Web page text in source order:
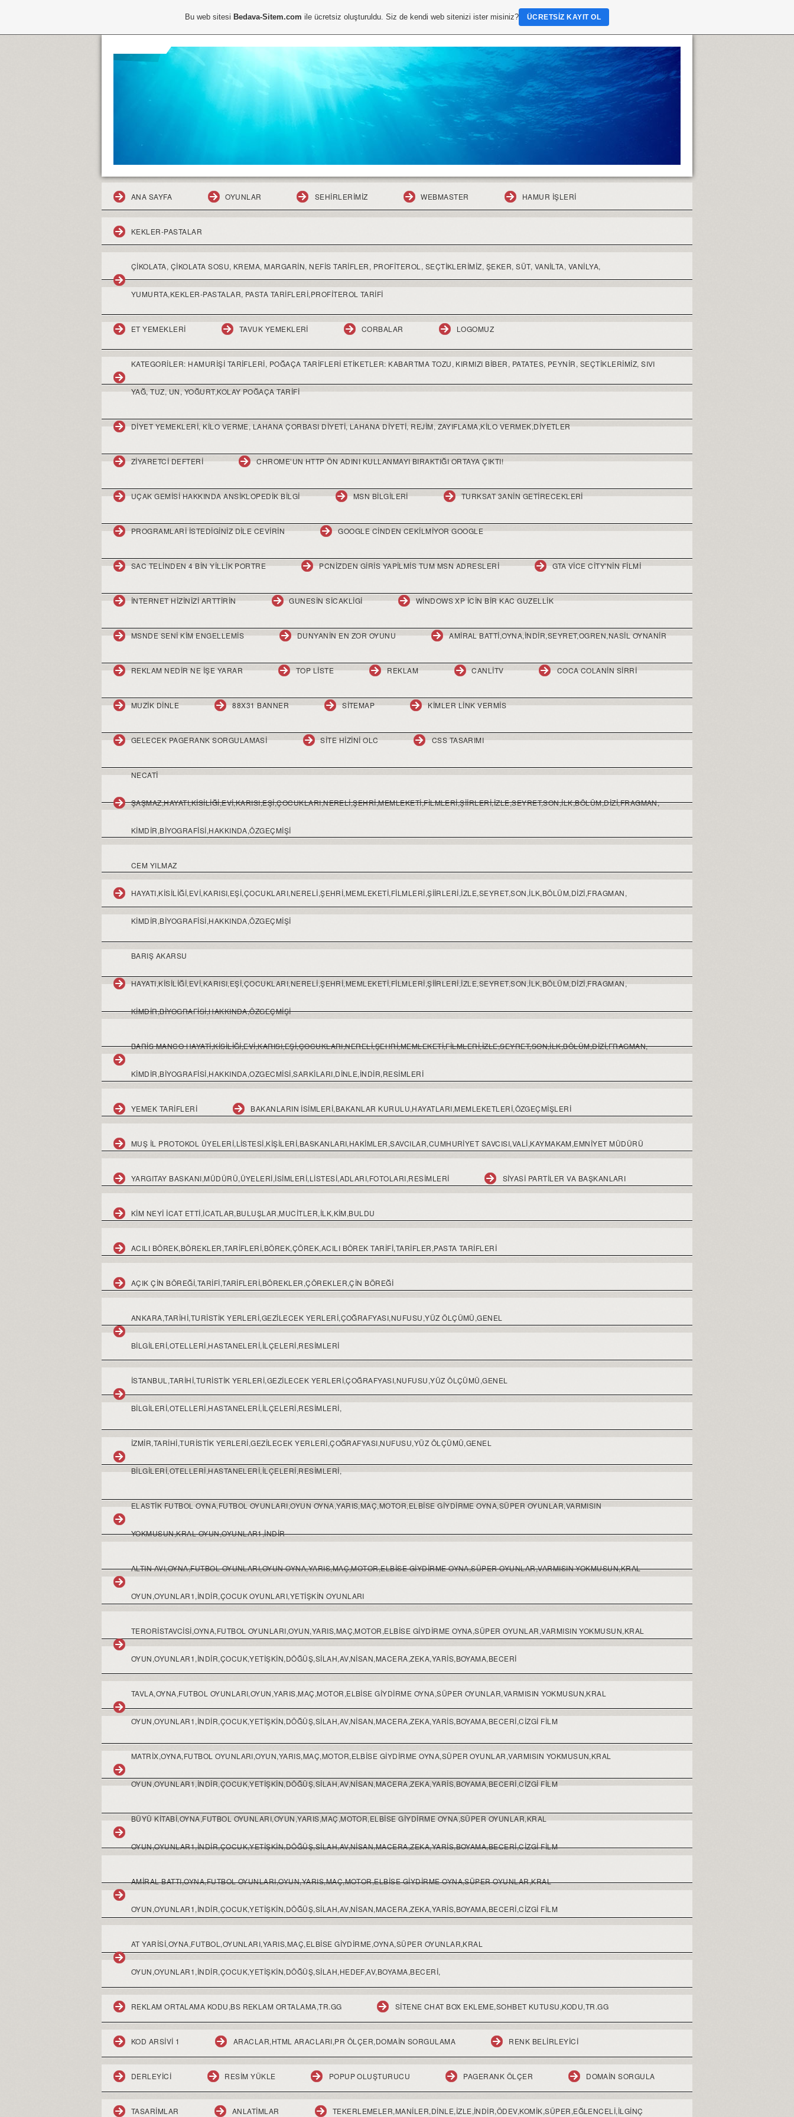
ANA SAYFA OYUNLAR SEHIRLERIMIZ WEBMASTER HAMUR İŞLERİ
KEKLER-PASTALAR
ÇIKOLATA, ÇIKOLATA SOSU, KREMA, MARGARIN, NEFIS TARIFLER, PROFITEROL, SEÇTIKLERIMIZ, ŞEKER, SÜT, VANILTA, VANILYA,
YUMURTA,KEKLER-PASTALAR, PASTA TARIFLERI,PROFITEROL TARIFI
ET YEMEKLERI TAVUK YEMEKLERI CORBALAR LOGOMUZ
KATEGORILER: HAMURIŞI TARIFLERI, POĞAÇA TARIFLERI ETIKETLER: KABARTMA TOZU, KIRMIZI BIBER, PATATES, PEYNIR, SEÇTIKLERIMIZ, SIVI
YAĞ, TUZ, UN, YOĞURT,KOLAY POĞAÇA TARIFI
DIYET YEMEKLERI, KILO VERME, LAHANA ÇORBASI DIYETI, LAHANA DIYETI, REJIM, ZAYIFLAMA,KILO VERMEK,DIYETLER
ZIYARETCI DEFTERI CHROME’UN HTTP ÖN ADINI KULLANMAYI BIRAKTIĞI ORTAYA ÇIKTI!
UÇAK GEMISI HAKKINDA ANSIKLOPEDIK BILGI MSN BILGILERI TURKSAT 3ANIN GETIRECEKLERI
PROGRAMLARI ISTEDIGINIZ DILE CEVIRIN GOOGLE CINDEN CEKILMIYOR GOOGLE
SAC TELINDEN 4 BIN YILLIK PORTRE PCNIZDEN GIRIS YAPILMIS TUM MSN ADRESLERI GTA VICE CITY'NIN FILMI
INTERNET HIZINIZI ARTTIRIN GUNESIN SICAKLIGI WINDOWS XP ICIN BIR KAC GUZELLIK
MSNDE SENI KIM ENGELLEMIS DUNYANIN EN ZOR OYUNU AMIRAL BATTI,OYNA,INDIR,SEYRET,OGREN,NASIL OYNANIR
REKLAM NEDIR NE IŞE YARAR TOP LISTE REKLAM CANLITV COCA COLANIN SIRRI
MUZIK DINLE 88X31 BANNER SITEMAP KIMLER LINK VERMIS
GELECEK PAGERANK SORGULAMASI SITE HIZINI OLC CSS TASARIMI
NECATI
ŞAŞMAZ,HAYATI,KISILIĞI,EVI,KARISI,EŞI,ÇOCUKLARI,NERELI,ŞEHRI,MEMLEKETI,FILMLERI,ŞIIRLERI,IZLE,SEYRET,SON,ILK,BÖLÜM,DIZI,FRAGMAN,
KIMDIR,BIYOGRAFISI,HAKKINDA,ÖZGEÇMIŞI
CEM YILMAZ
HAYATI,KISILIĞI,EVI,KARISI,EŞI,ÇOCUKLARI,NERELI,ŞEHRI,MEMLEKETI,FILMLERI,ŞIIRLERI,IZLE,SEYRET,SON,ILK,BÖLÜM,DIZI,FRAGMAN,
KIMDIR,BIYOGRAFISI,HAKKINDA,ÖZGEÇMIŞI
BARIŞ AKARSU
HAYATI,KISILIĞI,EVI,KARISI,EŞI,ÇOCUKLARI,NERELI,ŞEHRI,MEMLEKETI,FILMLERI,ŞIIRLERI,IZLE,SEYRET,SON,ILK,BÖLÜM,DIZI,FRAGMAN,
KIMDIR,BIYOGRAFISI,HAKKINDA,ÖZGEÇMIŞI
BARIS MANCO HAYATI,KISILIĞI,EVI,KARISI,EŞI,ÇOCUKLARI,NERELI,ŞEHRI,MEMLEKETI,FILMLERI,IZLE,SEYRET,SON,ILK,BÖLÜM,DIZI,FRAGMAN,
KIMDIR,BIYOGRAFISI,HAKKINDA,OZGECMISI,SARKILARI,DINLE,INDIR,RESIMLERI
YEMEK TARIFLERI BAKANLARIN ISIMLERI,BAKANLAR KURULU,HAYATLARI,MEMLEKETLERI,ÖZGEÇMIŞLERI
MUŞ İL PROTOKOL ÜYELERİ,LİSTESİ,KİŞİLERİ,BASKANLARI,HAKİMLER,SAVCILAR,CUMHURIYET SAVCISI,VALİ,KAYMAKAM,EMNİYET MÜDÜRÜ
YARGITAY BASKANI,MÜDÜRÜ,ÜYELERİ,İSİMLERİ,LİSTESİ,ADLARI,FOTOLARI,RESİMLERİ SİYASİ PARTİLER VA BAŞKANLARI
KİM NEYİ İCAT ETTİ,İCATLAR,BULUŞLAR,MUCİTLER,İLK,KİM,BULDU
ACILI BÖREK,BÖREKLER,TARİFLERİ,BÖREK,ÇÖREK,ACILI BÖREK TARİFİ,TARİFLER,PASTA TARİFLERİ
AÇIK ÇIN BÖREĞI,TARIFI,TARIFLERI,BÖREKLER,ÇÖREKLER,ÇIN BÖREĞI
ANKARA,TARİHİ,TURİSTİK YERLERİ,GEZİLECEK YERLERİ,ÇOĞRAFYASI,NUFUSU,YÜZ ÖLÇÜMÜ,GENEL
BİLGİLERİ,OTELLERİ,HASTANELERİ,İLÇELERİ,RESİMLERİ
İSTANBUL,TARİHİ,TURİSTİK YERLERİ,GEZİLECEK YERLERİ,ÇOĞRAFYASI,NUFUSU,YÜZ ÖLÇÜMÜ,GENEL
BİLGİLERİ,OTELLERİ,HASTANELERİ,İLÇELERİ,RESİMLERİ,
İZMİR,TARİHİ,TURİSTİK YERLERİ,GEZİLECEK YERLERİ,ÇOĞRAFYASI,NUFUSU,YÜZ ÖLÇÜMÜ,GENEL
BİLGİLERİ,OTELLERİ,HASTANELERİ,İLÇELERİ,RESİMLERİ,
ELASTIK FUTBOL OYNA,FUTBOL OYUNLARI,OYUN OYNA,YARIS,MAÇ,MOTOR,ELBISE GIYDIRME OYNA,SÜPER OYUNLAR,VARMISIN
YOKMUSUN,KRAL OYUN,OYUNLAR1,INDIR
ALTIN AVI,OYNA,FUTBOL OYUNLARI,OYUN OYNA,YARIS,MAÇ,MOTOR,ELBISE GIYDIRME OYNA,SÜPER OYUNLAR,VARMISIN YOKMUSUN,KRAL
OYUN,OYUNLAR1,INDIR,ÇOCUK OYUNLARI,YETIŞKIN OYUNLARI
TERORISTAVCISI,OYNA,FUTBOL OYUNLARI,OYUN,YARIS,MAÇ,MOTOR,ELBISE GIYDIRME OYNA,SÜPER OYUNLAR,VARMISIN YOKMUSUN,KRAL
OYUN,OYUNLAR1,INDIR,ÇOCUK,YETIŞKIN,DÖĞÜŞ,SILAH,AV,NISAN,MACERA,ZEKA,YARIS,BOYAMA,BECERI
TAVLA,OYNA,FUTBOL OYUNLARI,OYUN,YARIS,MAÇ,MOTOR,ELBISE GIYDIRME OYNA,SÜPER OYUNLAR,VARMISIN YOKMUSUN,KRAL
OYUN,OYUNLAR1,INDIR,ÇOCUK,YETIŞKIN,DÖĞÜŞ,SILAH,AV,NISAN,MACERA,ZEKA,YARIS,BOYAMA,BECERI,CIZGI FILM
MATRIX,OYNA,FUTBOL OYUNLARI,OYUN,YARIS,MAÇ,MOTOR,ELBISE GIYDIRME OYNA,SÜPER OYUNLAR,VARMISIN YOKMUSUN,KRAL
OYUN,OYUNLAR1,INDIR,ÇOCUK,YETIŞKIN,DÖĞÜŞ,SILAH,AV,NISAN,MACERA,ZEKA,YARIS,BOYAMA,BECERI,CIZGI FILM
BÜYÜ KITABI,OYNA,FUTBOL OYUNLARI,OYUN,YARIS,MAÇ,MOTOR,ELBISE GIYDIRME OYNA,SÜPER OYUNLAR,KRAL
OYUN,OYUNLAR1,INDIR,ÇOCUK,YETIŞKIN,DÖĞÜŞ,SILAH,AV,NISAN,MACERA,ZEKA,YARIS,BOYAMA,BECERI,CIZGI FILM
AMIRAL BATTI,OYNA,FUTBOL OYUNLARI,OYUN,YARIS,MAÇ,MOTOR,ELBISE GIYDIRME OYNA,SÜPER OYUNLAR,KRAL
OYUN,OYUNLAR1,INDIR,ÇOCUK,YETIŞKIN,DÖĞÜŞ,SILAH,AV,NISAN,MACERA,ZEKA,YARIS,BOYAMA,BECERI,CIZGI FILM
AT YARİSİ,OYNA,FUTBOL,OYUNLARI,YARIS,MAÇ,ELBİSE GİYDİRME,OYNA,SÜPER OYUNLAR,KRAL
OYUN,OYUNLAR1,İNDİR,ÇOCUK,YETİŞKİN,DÖĞÜŞ,SİLAH,HEDEF,AV,BOYAMA,BECERİ,
REKLAM ORTALAMA KODU,BS REKLAM ORTALAMA,TR.GG SITENE CHAT BOX EKLEME,SOHBET KUTUSU,KODU,TR.GG
KOD ARSIVI 1 ARACLAR,HTML ARACLARI,PR ÖLÇER,DOMAIN SORGULAMA RENK BELIRLEYICI
DERLEYICI RESIM YÜKLE POPUP OLUŞTURUCU PAGERANK ÖLÇER DOMAIN SORGULA
TASARIMLAR ANLATIMLAR TEKERLEMELER,MANILER,DINLE,IZLE,INDIR,ÖDEV,KOMİK,SÜPER,EĞLENCELİ,İLGİNÇ
Bu web sitesi Bedava-Sitem.com ile ücretsiz oluşturuldu. Siz de kendi web sitenizi ister misiniz? ÜCRETSIZ KAYIT OL